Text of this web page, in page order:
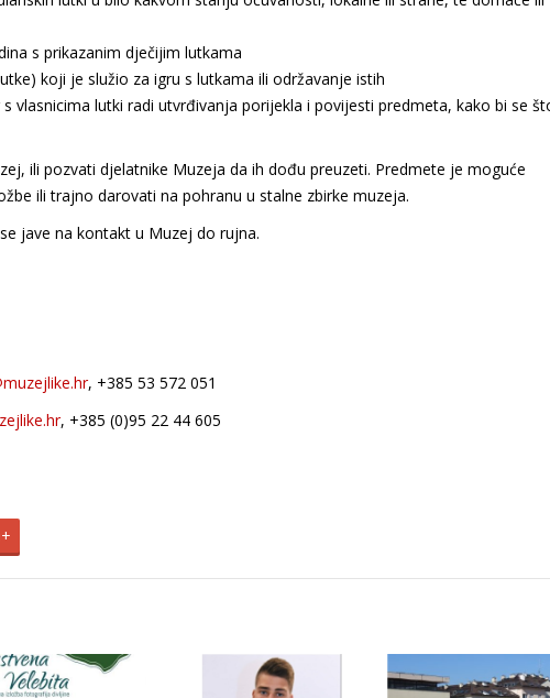
s prikazanim dječijim lutkama
koji je služio za igru s lutkama ili održavanje istih
vlasnicima lutki radi utvrđivanja porijekla i povijesti predmeta, kako bi se
ili pozvati djelatnike Muzeja da ih dođu preuzeti. Predmete je moguće
ili trajno darovati na pohranu u stalne zbirke muzeja.
jave na kontakt u Muzej do rujna.
, +385 53 572 051
, +385 (0)95 22 44 605